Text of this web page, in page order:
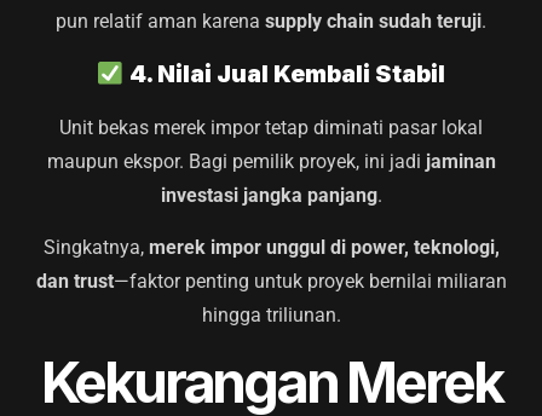
pun relatif aman karena supply chain sudah teruji.
4. Nilai Jual Kembali Stabil
Unit bekas merek impor tetap diminati pasar lokal
maupun ekspor. Bagi pemilik proyek, ini jadi jaminan
investasi jangka panjang.
Singkatnya, merek impor unggul di power, teknologi,
dan trust—faktor penting untuk proyek bernilai miliaran
hingga triliunan.
Kekurangan Merek